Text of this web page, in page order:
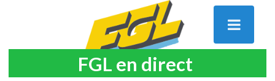
FGL en direct